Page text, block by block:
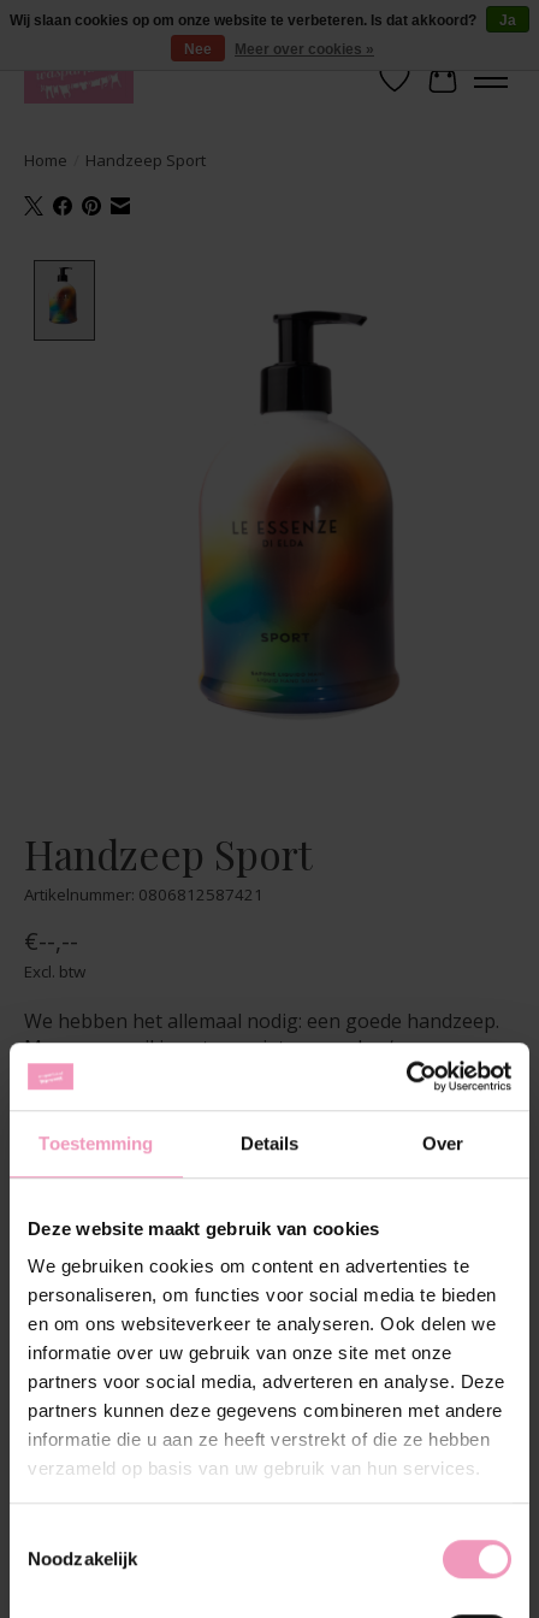
Toestemming Details Over
Deze website maakt gebruik van cookies
We gebruiken cookies om content en advertenties te
personaliseren, om functies voor social media te bieden
en om ons websiteverkeer te analyseren. Ook delen we
informatie over uw gebruik van onze site met onze
partners voor social media, adverteren en analyse. Deze
partners kunnen deze gegevens combineren met andere
informatie die u aan ze heeft verstrekt of die ze hebben
verzameld op basis van uw gebruik van hun services.
Noodzakelijk
De lekkerste geuren wasparfum in uw eigen shop. Testers nodig? Ga naar
producten --> wasparfum --> geurtester
Verlanglijst
Home Handzeep Sport
Handzeep Sport
Artikelnummer: 0806812587421
€--,--
Excl. btw
We hebben het allemaal nodig: een goede handzeep.
Maar soms wil je net even iets meer dan ‘gewoon
schoon’. Handzeep Sport is precies dat. Het is zo’n
geur die je herkent van jeen actief moment. Buiten
(0)
Op voorraad
Hoeveelheid:
Toevoegen aan winkelwagen
Aan verlanglijst toevoegen
Plaats bestelling
Wij slaan cookies op om onze website te verbeteren. Is dat akkoord?
Ja
Nee
Meer over cookies »